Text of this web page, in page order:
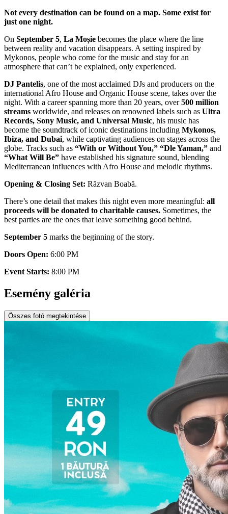
Not every destination can be found on a map. Some exist for
just one night.
On September 5, La Moșie becomes the place where the line
between reality and vacation disappears. A setting inspired by
Mykonos, people who come for the music and stay for an
atmosphere that can’t be explained, only experienced.
DJ Pantelis, one of the most acclaimed DJs and producers on the
international Afro House and Organic House scene, takes over the
night. With a career spanning more than 20 years, over500 million
streams worldwide, and releases on renowned labels such as Ultra
Records, Sony Music, and Universal Music, his music has
become the soundtrack of iconic destinations including Mykonos,
Ibiza, and Dubai, while captivating audiences on stages across the
globe. Tracks such as “With or Without You,” “Dle Yaman,” and
“What Will Be” have established his signature sound, blending
Mediterranean influences with Afro House and melodic rhythms.
Opening & Closing Set: Răzvan Boabă.
There’s one detail that makes this night even more meaningful: all
proceeds will be donated to charitable causes. Sometimes, the
best parties are the ones that leave something good behind.
September 5 marks the beginning of the story.
Doors Open: 6:00 PM
Event Starts: 8:00 PM
Esemény galéria
Összes fotó megtekintése